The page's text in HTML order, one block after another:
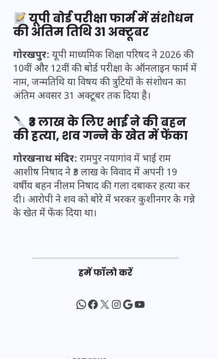
यूपी बोर्ड परीक्षा फार्म में संशोधन
की अंतिम तिथि 31 अक्टूबर
गोरखपुर: यूपी माध्यमिक शिक्षा परिषद ने 2026 की
10वीं और 12वीं की बोर्ड परीक्षा के ऑनलाइन फार्म में
नाम, जन्मतिथि या विषय की त्रुटियों के संशोधन का
अंतिम अवसर 31 अक्टूबर तक दिया है।
₹3 लाख के लिए भाई ने की बहन
की हत्या, शव गन्ने के खेत में फेंका
गोरखनाथ मंदिर: रामपुर नयागांव में भाई राम
आशीष निषाद ने ₹3 लाख के विवाद में अपनी 19
वर्षीय बहन नीलम निषाद की गला दबाकर हत्या कर
दी। आरोपी ने शव को बोरे में भरकर कुशीनगर के गन्ने
के खेत में फेंक दिया था।
हमें फॉलो करें
WhatsApp
Facebook
X Instagram
Google
YouTube